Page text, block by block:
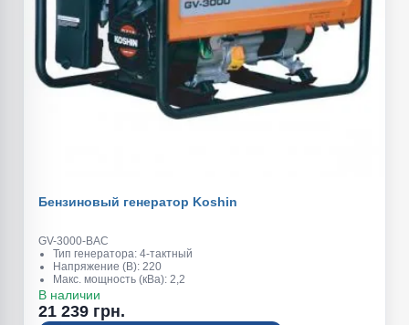
Бензиновый генератор Koshin
GV-3000-BAC
Тип генератора: 4-тактный
Напряжение (В): 220
Макс. мощность (кВа): 2,2
Обьем топливного бака (л): 12,6
Вес (кг): 42
Номинальная мощность (квт): 2,0
В наличии
21 239 грн.